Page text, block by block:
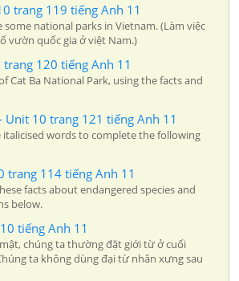
trang 119 tiếng Anh 11
some national parks in Vietnam. (Làm việc
vườn quốc gia ở việt Nam.)
120 tiếng Anh 11
Cat Ba National Park, using the facts and
Unit 10 trang 121 tiếng Anh 11
italicised words to complete the following
trang 114 tiếng Anh 11
facts about endangered species and
below.
tiếng Anh 11
chúng ta thường đặt giới từ ở cuối
ta không dùng đại từ nhân xưng sau